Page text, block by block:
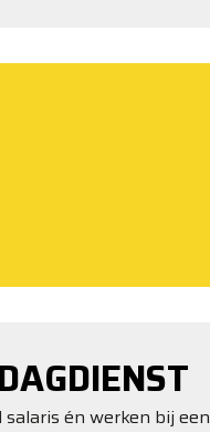
én werken bij een